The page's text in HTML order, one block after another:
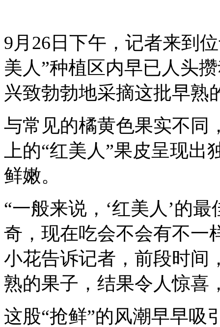
9月26日下午，记者来到
美人”种植区内早已人头
兴致勃勃地采摘这批早熟
与常见的橘黄色果实不同
上的“红美人”果皮呈现
鲜嫩。
“一般来说，‘红美人’的
奇，现在吃会不会有不一
小花告诉记者，前段时间
熟的果子，结果令人惊喜
这股“抢鲜”的风潮早早吸